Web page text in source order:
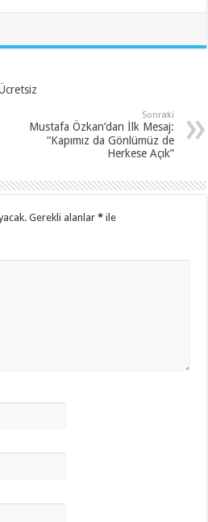
Sonraki
Mustafa Özkan’dan İlk Mesaj:
“Kapımız da Gönlümüz de
Herkese Açık”
Gerekli alanlar* ile